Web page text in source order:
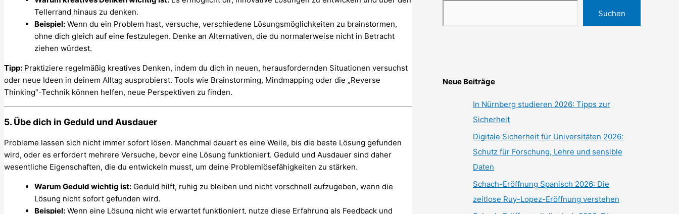
Tellerrand hinaus zu denken.
Beispiel: Wenn du ein Problem hast, versuche, verschiedene Lösungsmöglichkeiten zu brainstormen,
ohne dich gleich auf eine festzulegen. Denke an Alternativen, die du normalerweise nicht in Betracht
ziehen würdest.
Tipp: Praktiziere regelmäßig kreatives Denken, indem du dich in neuen, herausfordernden Situationen versuchst
oder neue Ideen in deinem Alltag ausprobierst. Tools wie Brainstorming, Mindmapping oder die „Reverse
Thinking“-Technik können helfen, neue Perspektiven zu finden.
5. Übe dich in Geduld und Ausdauer
Probleme lassen sich nicht immer sofort lösen. Manchmal dauert es eine Weile, bis die beste Lösung gefunden
wird, oder es erfordert mehrere Versuche, bevor eine Lösung funktioniert. Geduld und Ausdauer sind daher
wesentliche Eigenschaften, die du entwickeln musst, um deine Problemlösefähigkeiten zu stärken.
Warum Geduld wichtig ist: Geduld hilft, ruhig zu bleiben und nicht vorschnell aufzugeben, wenn die
Lösung nicht sofort gefunden wird.
Beispiel: Wenn eine Lösung nicht wie erwartet funktioniert, nutze diese Erfahrung als Feedback und
Suchen
Neue Beiträge
In Nürnberg studieren 2026: Tipps zur
Sicherheit
Digitale Sicherheit für Universitäten 2026:
Schutz für Forschung, Lehre und sensible
Daten
Schach-Eröffnung Spanisch 2026: Die
zeitlose Ruy-Lopez-Eröffnung verstehen